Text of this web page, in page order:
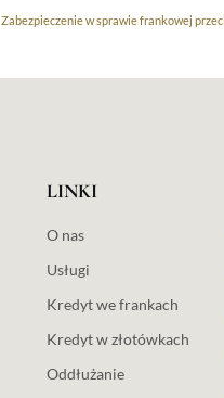
Zabezpieczenie w sprawie frankowej
LINKI
O nas
Usługi
Kredyt we frankach
Kredyt w złotówkach
Oddłużanie